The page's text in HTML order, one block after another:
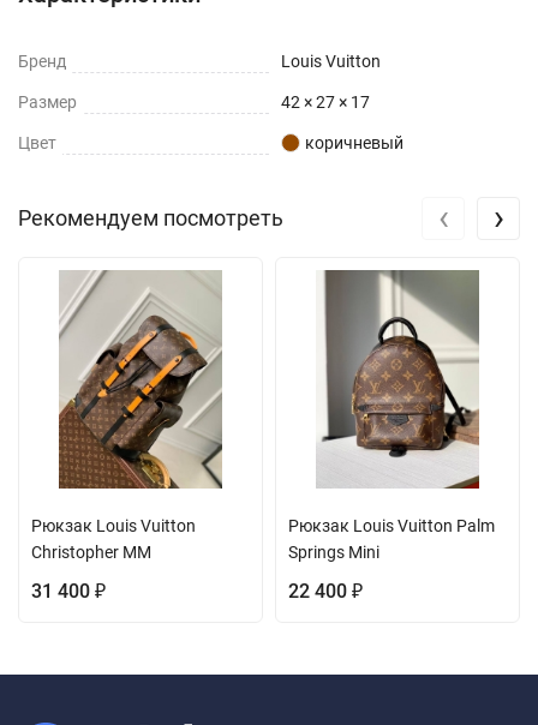
Бренд Louis Vuitton
Размер 42 × 27 × 17
Цвет коричневый
Рекомендуем посмотреть
Рюкзак Louis Vuitton
Christopher MM
31 400 ₽
Рюкзак Louis Vuitton Palm
Springs Mini
22 400 ₽
‹ ›